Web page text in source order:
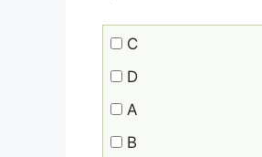
C
D
A
B